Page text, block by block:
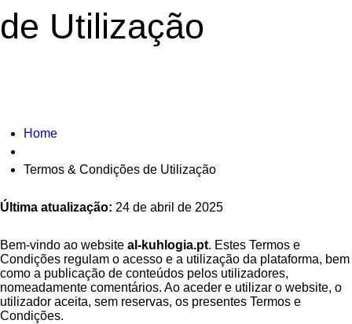
de Utilização
Home
Termos & Condições de Utilização
Última atualização: 24 de abril de 2025
Bem-vindo ao website al-kuhlogia.pt. Estes Termos e
Condições regulam o acesso e a utilização da plataforma, bem
como a publicação de conteúdos pelos utilizadores,
nomeadamente comentários. Ao aceder e utilizar o website, o
utilizador aceita, sem reservas, os presentes Termos e
Condições.